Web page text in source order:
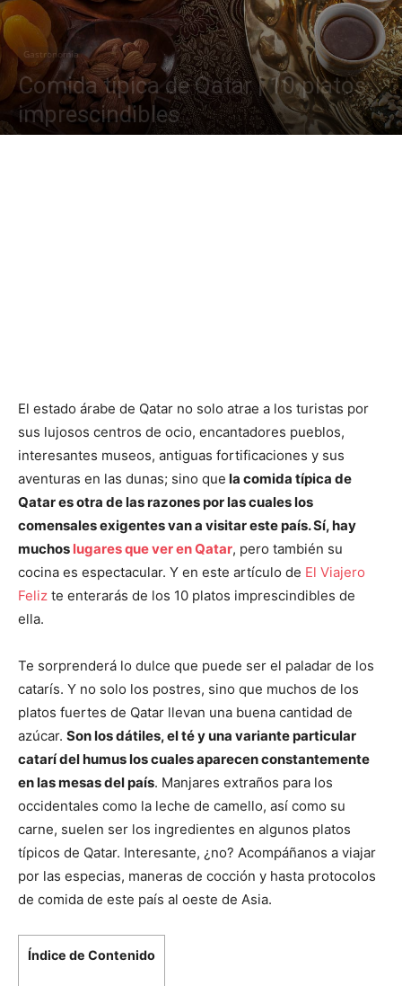
Gastronomía
Comida típica de Qatar | 10 platos
imprescindibles
El estado árabe de Qatar no solo atrae a los turistas por
sus lujosos centros de ocio, encantadores pueblos,
interesantes museos, antiguas fortificaciones y sus
aventuras en las dunas; sino que la comida típica de
Qatar es otra de las razones por las cuales los
comensales exigentes van a visitar este país. Sí, hay
muchos lugares que ver en Qatar, pero también su
cocina es espectacular. Y en este artículo de El Viajero
Feliz te enterarás de los 10 platos imprescindibles de
ella.
Te sorprenderá lo dulce que puede ser el paladar de los
catarís. Y no solo los postres, sino que muchos de los
platos fuertes de Qatar llevan una buena cantidad de
azúcar. Son los dátiles, el té y una variante particular
catarí del humus los cuales aparecen constantemente
en las mesas del país. Manjares extraños para los
occidentales como la leche de camello, así como su
carne, suelen ser los ingredientes en algunos platos
típicos de Qatar. Interesante, ¿no? Acompáñanos a viajar
por las especias, maneras de cocción y hasta protocolos
de comida de este país al oeste de Asia.
Índice de Contenido